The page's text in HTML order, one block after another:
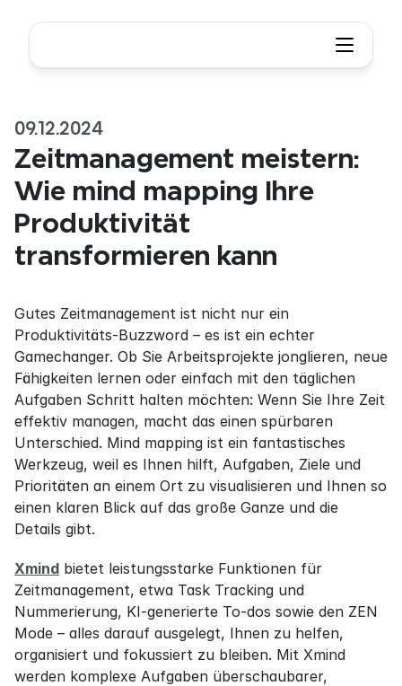
09.12.2024
Zeitmanagement meistern:
Wie mind mapping Ihre
Produktivität
transformieren kann
Gutes Zeitmanagement ist nicht nur ein
Produktivitäts-Buzzword – es ist ein echter
Gamechanger. Ob Sie Arbeitsprojekte jonglieren, neue
Fähigkeiten lernen oder einfach mit den täglichen
Aufgaben Schritt halten möchten: Wenn Sie Ihre Zeit
effektiv managen, macht das einen spürbaren
Unterschied. Mind mapping ist ein fantastisches
Werkzeug, weil es Ihnen hilft, Aufgaben, Ziele und
Prioritäten an einem Ort zu visualisieren und Ihnen so
einen klaren Blick auf das große Ganze und die
Details gibt.
Xmind bietet leistungsstarke Funktionen für
Zeitmanagement, etwa Task Tracking und
Nummerierung, KI-generierte To-dos sowie den ZEN
Mode – alles darauf ausgelegt, Ihnen zu helfen,
organisiert und fokussiert zu bleiben. Mit Xmind
werden komplexe Aufgaben überschaubarer,